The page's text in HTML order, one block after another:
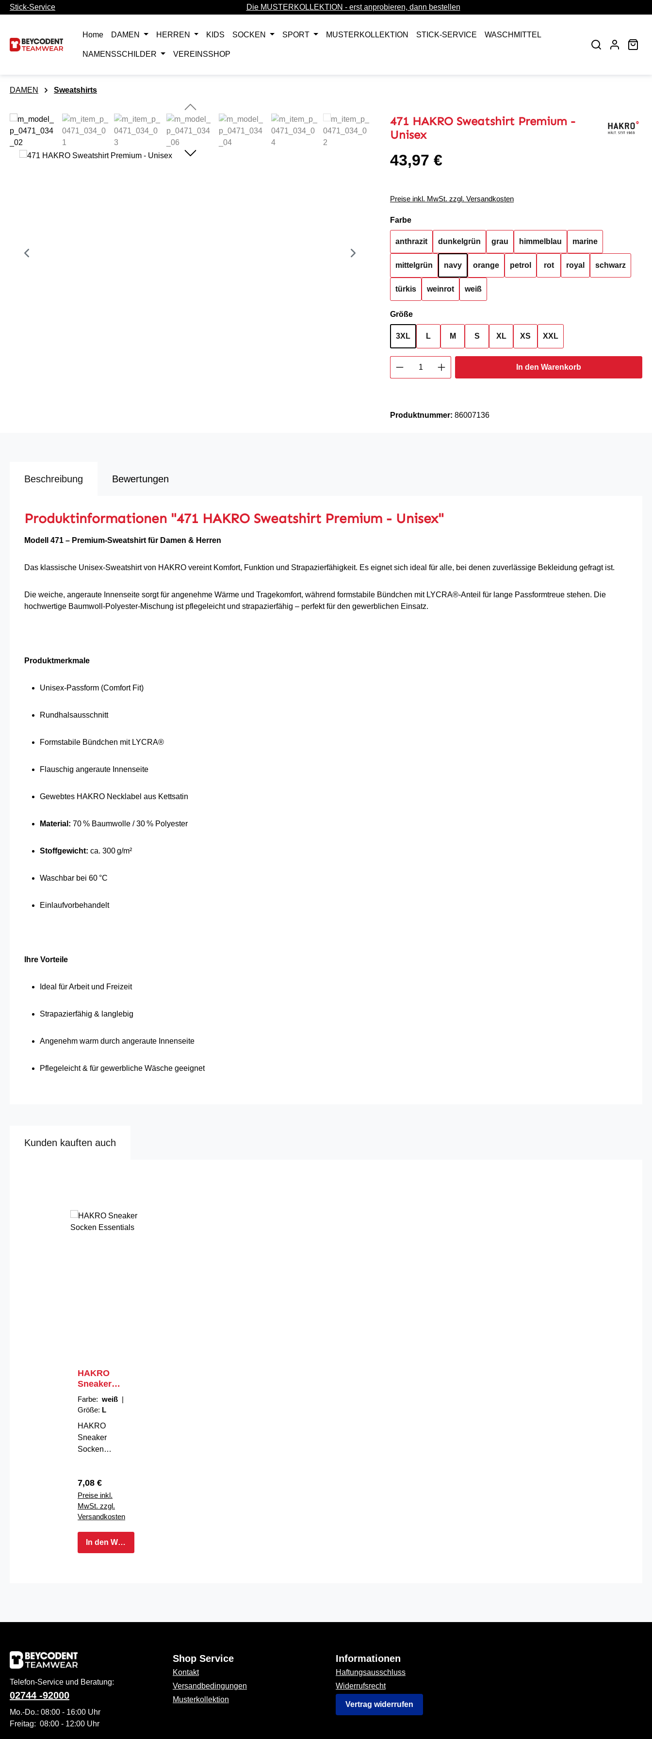
Hauptinhalt springen
Zur Suche springen
Zur Hauptnavigation springen
Stick-Service Die MUSTERKOLLEKTION - erst anprobieren, dann bestellen
Home DAMEN HERREN KIDS SOCKEN SPORT MUSTERKOLLEKTION STICK-SERVICE WASCHMITTEL
NAMENSSCHILDER VEREINSSHOP
DAMEN Sweatshirts
Bildergalerie überspringen
471 HAKRO Sweatshirt Premium -
Unisex
Regulärer Preis:
43,97 €
Preise inkl. MwSt. zzgl. Versandkosten
Farbeauswählen
anthrazit dunkelgrün grau himmelblau marine
mittelgrün navy orange petrol rot royal schwarz
türkis weinrot weiß
Größeauswählen
3XL L M S XL XS XXL
Produkt Anzahl: Gib den gewünschten Wert ein
In den Warenkorb
Produktnummer: 86007136
Beschreibung Bewertungen
Produktinformationen "471 HAKRO Sweatshirt Premium - Unisex"
Modell 471 – Premium-Sweatshirt für Damen & Herren
Das klassische Unisex-Sweatshirt von HAKRO vereint Komfort, Funktion und Strapazierfähigkeit. Es eignet sich ideal für alle, bei denen zuverlässige Bekleidung gefragt ist.
Die weiche, angeraute Innenseite sorgt für angenehme Wärme und Tragekomfort, während formstabile Bündchen mit LYCRA®-Anteil für lange Passformtreue stehen. Die
hochwertige Baumwoll-Polyester-Mischung ist pflegeleicht und strapazierfähig – perfekt für den gewerblichen Einsatz.
Produktmerkmale
Unisex-Passform (Comfort Fit)
Rundhalsausschnitt
Formstabile Bündchen mit LYCRA®
Flauschig angeraute Innenseite
Gewebtes HAKRO Necklabel aus Kettsatin
Material: 70 % Baumwolle / 30 % Polyester
Stoffgewicht: ca. 300 g/m²
Waschbar bei 60 °C
Einlaufvorbehandelt
Ihre Vorteile
Ideal für Arbeit und Freizeit
Strapazierfähig & langlebig
Angenehm warm durch angeraute Innenseite
Pflegeleicht & für gewerbliche Wäsche geeignet
Kunden kauften auch
HAKRO
Sneaker
Socken
Essentials
Farbe: weiß |
Größe: L
HAKRO
Sneaker
Socken
bleibtDie
HAKRO
Sneaker
Socken
Essentials sind
ideal für Beruf
und Freizeit.
perfekten Sitz
Die verwendete
atmungsaktiv,
temperaturreguli
Regulärer Preis:
7,08 €
Preise inkl.
MwSt. zzgl.
Versandkosten
In den Warenkorb
Telefon-Service und Beratung:
02744 -92000
Mo.-Do.: 08:00 - 16:00 Uhr
Freitag: 08:00 - 12:00 Uhr
Shop Service
Kontakt
Versandbedingungen
Musterkollektion
Informationen
Haftungsausschluss
Widerrufsrecht
Vertrag widerrufen